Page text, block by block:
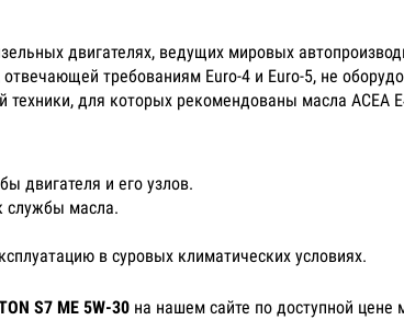
двигателях, ведущих мировых
требованиям Euro-4 и Euro-5, не
для которых рекомендованы масла ACEA
двигателя и его узлов.
службы масла.
в суровых климатических условиях.
S7 ME 5W-30 на нашем сайте по доступной